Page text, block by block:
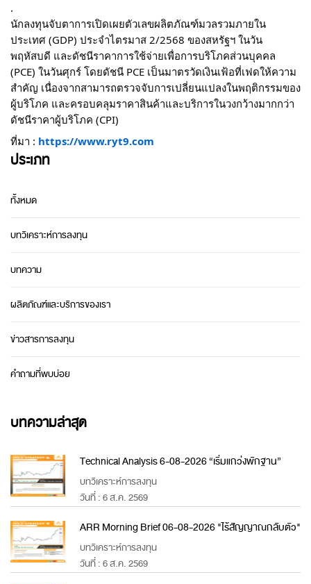
.
นักลงทุนจับตาการเปิดเผยตัวเลขผลิตภัณฑ์มวลรวมภายใน
ประเทศ (GDP) ประจำไตรมาส 2/2568 ของสหรัฐฯ ในวัน
พฤหัสบดี และดัชนีราคาการใช้จ่ายเพื่อการบริโภคส่วนบุคคล
(PCE) ในวันศุกร์ โดยดัชนี PCE เป็นมาตรวัดเงินเฟ้อที่เฟดให้ความ
สำคัญ เนื่องจากสามารถตรวจจับการเปลี่ยนแปลงในพฤติกรรมของ
ผู้บริโภค และครอบคลุมราคาสินค้าและบริการในวงกว้างมากกว่า
ดัชนีราคาผู้บริโภค (CPI)
ที่มา : https://www.ryt9.com
ประเภท
ทั้งหมด
บทวิเคราะห์การลงทุน
บทความ
ผลิตภัณฑ์และบริการของเรา
ข่าวสารการลงทุน
คำถามที่พบบ่อย
บทความล่าสุด
Technical Analysis 6-08-2026 “เริ่มแกว่งพักฐาน”
บทวิเคราะห์การลงทุน
วันที่ : 6 ส.ค. 2569
ARR Morning Brief 06-08-2026 "ไร้สัญญาณกลับตัว"
บทวิเคราะห์การลงทุน
วันที่ : 6 ส.ค. 2569